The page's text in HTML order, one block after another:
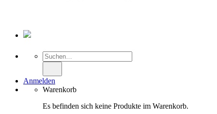
Suche
nach:
Anmelden
Warenkorb
Es befinden sich keine Produkte im Warenkorb.